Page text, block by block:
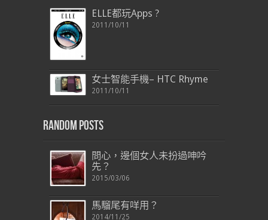
ELLE都玩Apps ?
2011/10/11
女士智能手機– HTC Rhyme
2011/10/11
Random Posts
問心，邊個女人未扮過呻吟
先？
2015/03/06
馬騮尾有咩用？
2014/11/25